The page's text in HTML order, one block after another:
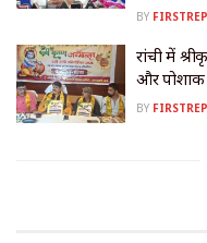
BY
रांची में
और पोशाक
BY